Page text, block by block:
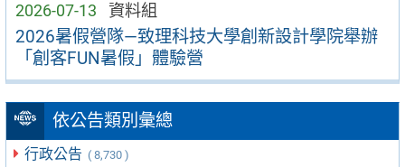
2026-07-13 資料組
2026暑假營隊—致理科技大學創新設計學院舉辦
「創客FUN暑假」體驗營
依公告類別彙總
行政公告 ( 8,730 )